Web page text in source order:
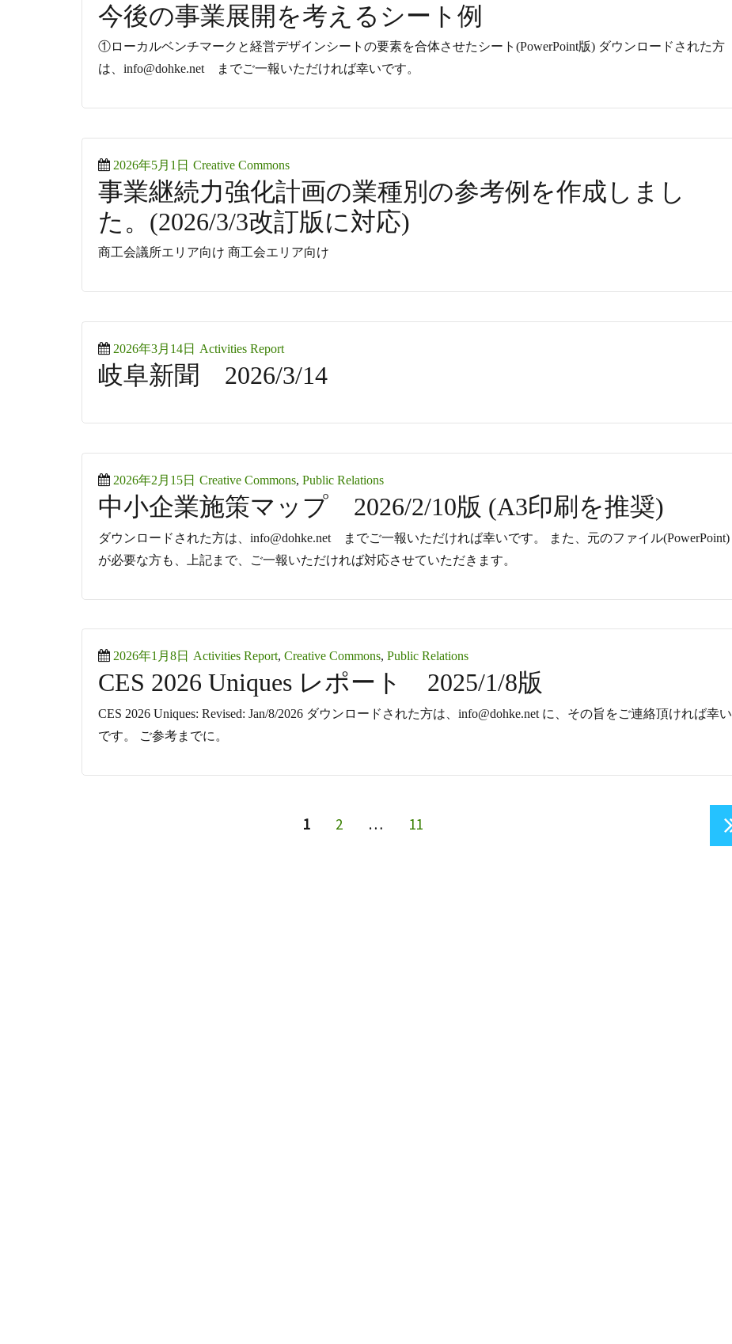
on
今後の事業展開を考えるシート例
①ローカルベンチマークと経営デザインシートの要素を合体させたシート(PowerPoint版) ダウンロードされた方
は、info@dohke.net までご一報いただければ幸いです。
Posted
on
2026年5月1日 Categories
Creative Commons
事業継続力強化計画の業種別の参考例を作成しまし
た。(2026/3/3改訂版に対応)
商工会議所エリア向け 商工会エリア向け
Posted
on
2026年3月14日 Categories
Activities Report
岐阜新聞 2026/3/14
Posted
on
2026年2月15日 Categories
Creative Commons, Public Relations
中小企業施策マップ 2026/2/10版 (A3印刷を推奨)
ダウンロードされた方は、info@dohke.net までご一報いただければ幸いです。 また、元のファイル(PowerPoint)
が必要な方も、上記まで、ご一報いただければ対応させていただきます。
Posted
on
2026年1月8日 Categories
Activities Report, Creative Commons, Public Relations
CES 2026 Uniques レポート 2025/1/8版
CES 2026 Uniques: Revised: Jan/8/2026 ダウンロードされた方は、info@dohke.net に、その旨をご連絡頂ければ幸い
です。 ご参考までに。
PAGE
1 PAGE
2 … PAGE
11